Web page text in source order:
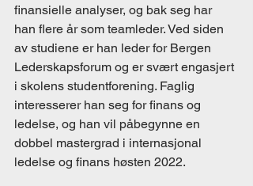
finansielle analyser, og bak seg har
han flere år som teamleder. Ved siden
av studiene er han leder for Bergen
Lederskapsforum og er svært engasjert
i skolens studentforening. Faglig
interesserer han seg for finans og
ledelse, og han vil påbegynne en
dobbel mastergrad i internasjonal
ledelse og finans høsten 2022.